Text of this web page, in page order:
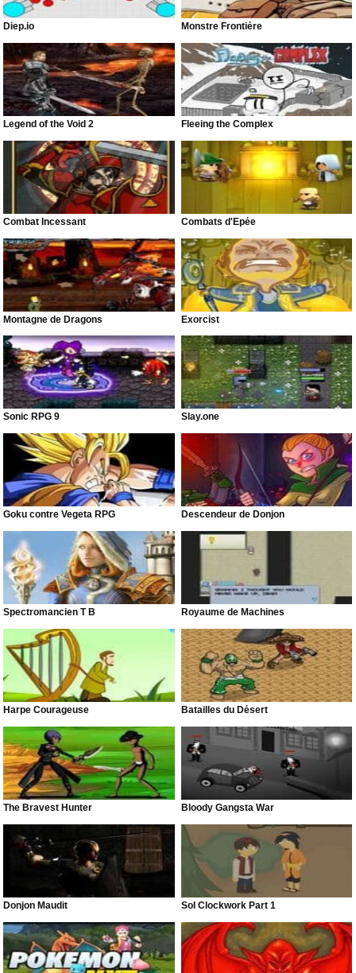
Diep.io Monstre Frontière
Legend of the Void 2 Fleeing the Complex
Combat Incessant Combats d'Épée
Montagne de Dragons Exorcist
Sonic RPG 9 Slay.one
Goku contre Vegeta RPG Descendeur de Donjon
Spectromancien T B Royaume de Machines
Harpe Courageuse Batailles du Désert
The Bravest Hunter Bloody Gangsta War
Donjon Maudit Sol Clockwork Part 1